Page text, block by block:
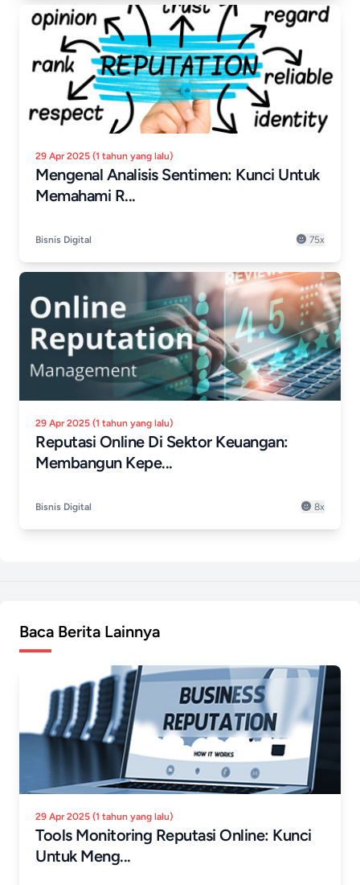
29 Apr 2025 (1 tahun yang lalu)
Mengenal Analisis Sentimen: Kunci Untuk
Memahami R...
Bisnis Digital 75x
29 Apr 2025 (1 tahun yang lalu)
Reputasi Online Di Sektor Keuangan:
Membangun Kepe...
Bisnis Digital 8x
Baca Berita Lainnya
29 Apr 2025 (1 tahun yang lalu)
Tools Monitoring Reputasi Online: Kunci
Untuk Meng...